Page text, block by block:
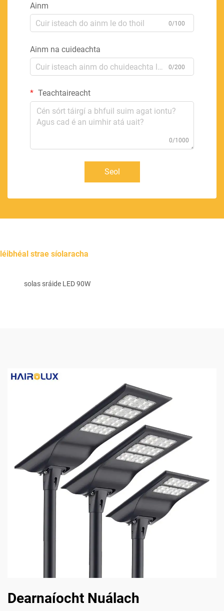
Ainm
0/100
Ainm na cuideachta
0/200
Teachtaireacht
0/1000
Seol
léibhéal strae síolaracha
solas sráide LED 90W
Dearnaíocht Nuálach